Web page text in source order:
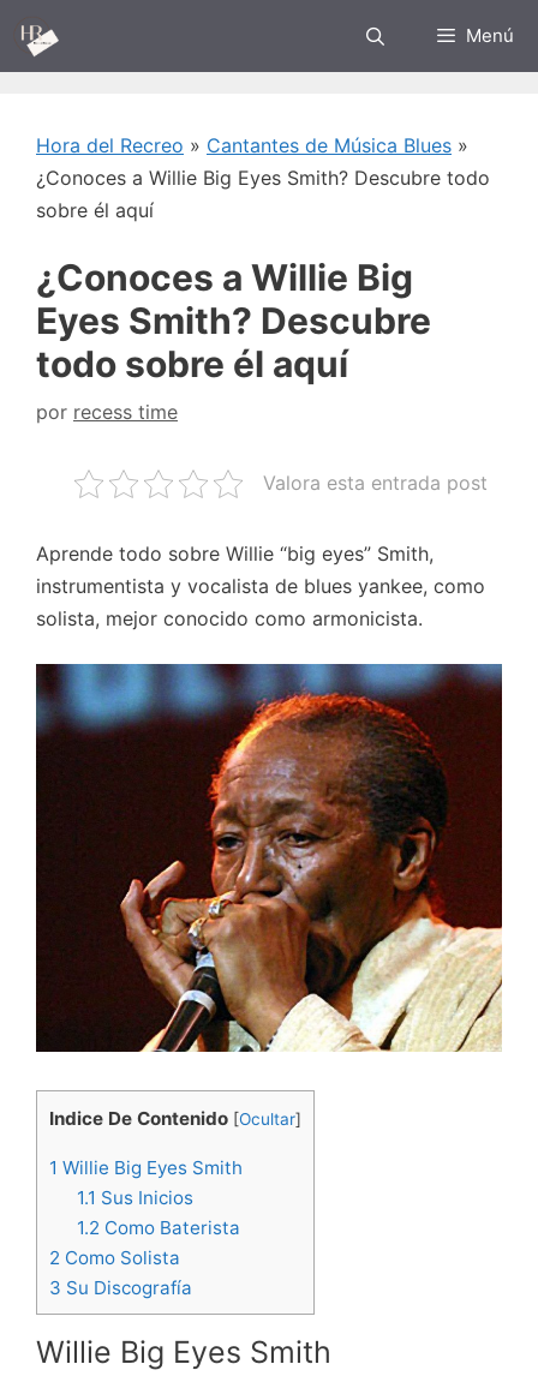
Saltar
contenido
Menú
Hora del Recreo » Cantantes de Música Blues »
¿Conoces a Willie Big Eyes Smith? Descubre todo
sobre él aquí
¿Conoces a Willie Big
Eyes Smith? Descubre
todo sobre él aquí
por recess time
Valora esta entrada post
Aprende todo sobre Willie “big eyes” Smith,
instrumentista y vocalista de blues yankee, como
solista, mejor conocido como armonicista.
Indice De Contenido [Ocultar]
1 Willie Big Eyes Smith
1.1 Sus Inicios
1.2 Como Baterista
2 Como Solista
3 Su Discografía
Willie Big Eyes Smith